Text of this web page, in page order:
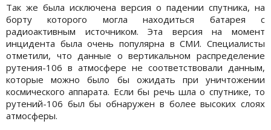
Так же была исключена версия о падении спутника, на
борту которого могла находиться батарея с
радиоактивным источником. Эта версия на момент
инцидента была очень популярна в СМИ. Специалисты
отметили, что данные о вертикальном распределение
рутения-106 в атмосфере не соответствовали данным,
которые можно было бы ожидать при уничтожении
космического аппарата. Если бы речь шла о спутнике, то
рутений-106 был бы обнаружен в более высоких слоях
атмосферы.